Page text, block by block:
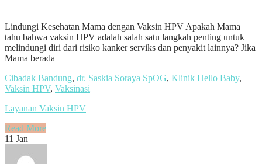
Lindungi Kesehatan Mama dengan Vaksin HPV Apakah Mama
tahu bahwa vaksin HPV adalah salah satu langkah penting untuk
melindungi diri dari risiko kanker serviks dan penyakit lainnya? Jika
Mama berada
Cibadak Bandung, dr. Saskia Soraya SpOG, Klinik Hello Baby,
Vaksin HPV, Vaksinasi
Layanan Vaksin HPV
Read More
11 Jan